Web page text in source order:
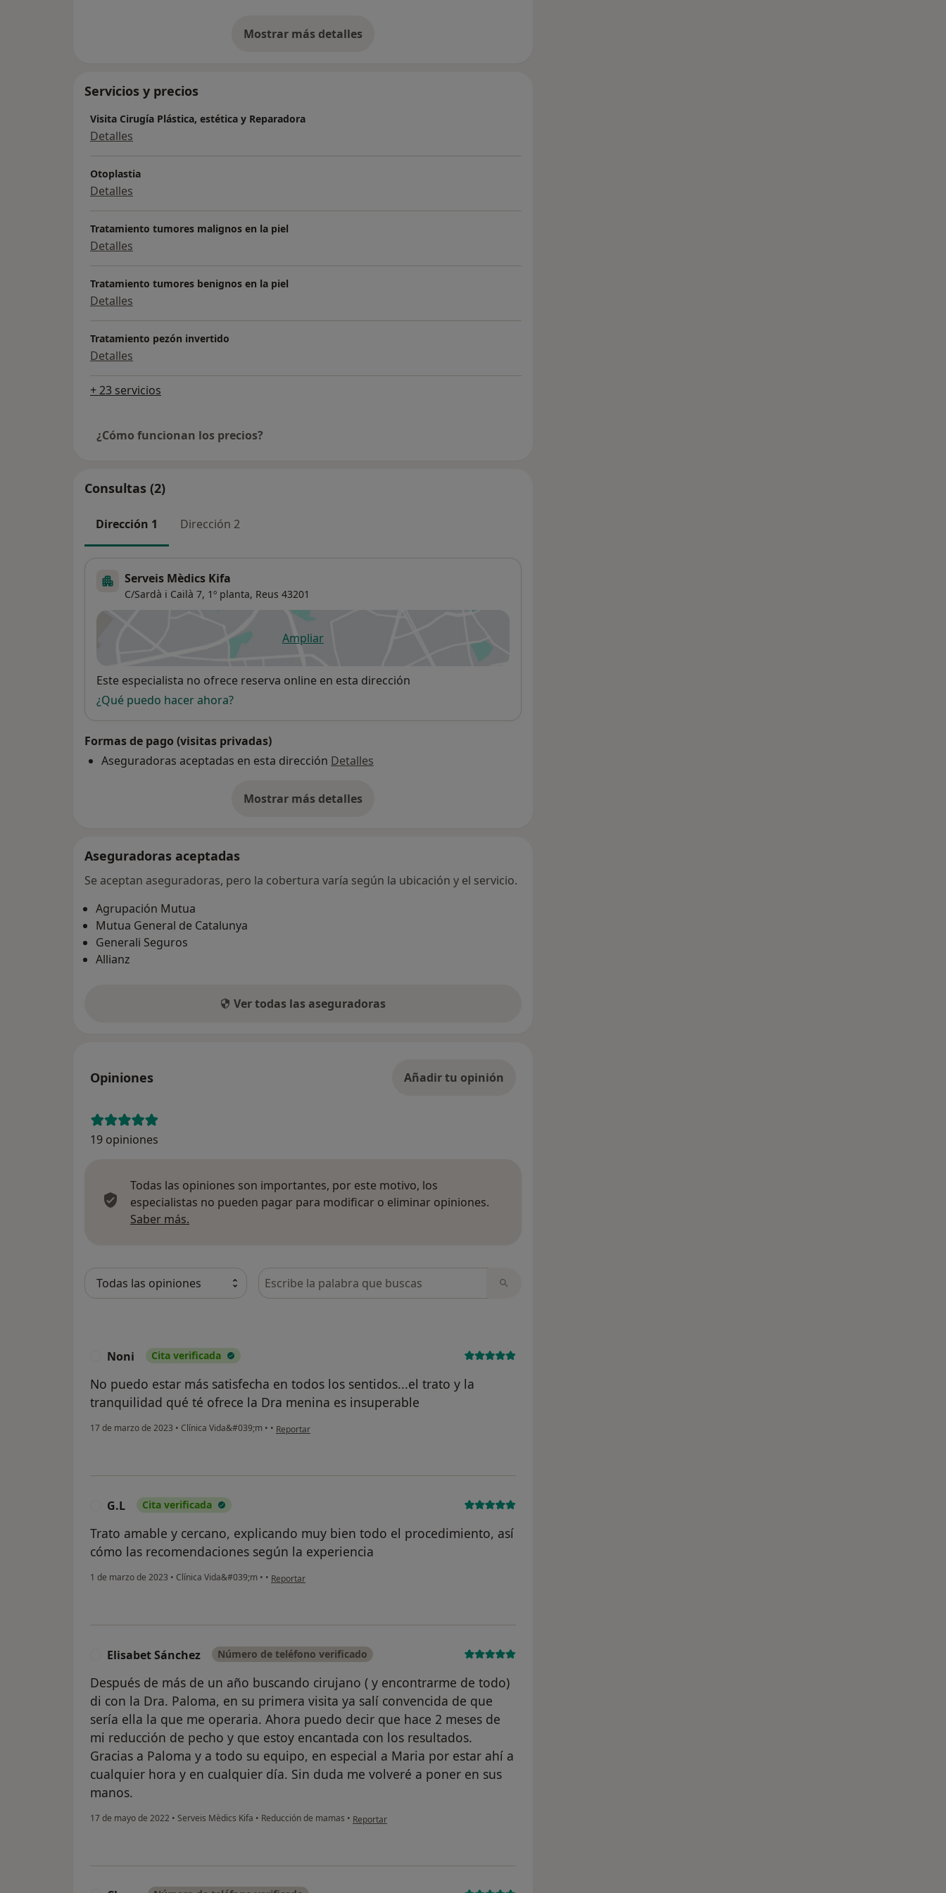
Mostrar más detalles
sobre la experiencia
Servicios y precios
Visita Cirugía Plástica, estética y Reparadora
Detalles
Otoplastia
Detalles
Tratamiento tumores malignos en la piel
Detalles
Tratamiento tumores benignos en la piel
Detalles
Tratamiento pezón invertido
Detalles
+ 23 servicios
¿Cómo funcionan los precios?
Consultas (2)
Dirección 1 Dirección 2
Serveis Mèdics Kifa
C/Sardà i Cailà 7, 1º planta, Reus 43201
Ampliarse abre en una nueva pestaña
Disponibilidad
Este especialista no ofrece reserva online en esta dirección
¿Qué puedo hacer ahora?
Formas de pago (visitas privadas)
Aseguradoras aceptadas en esta dirección Detalles
Mostrar más detalles
sobre la dirección
Aseguradoras aceptadas
Se aceptan aseguradoras, pero la cobertura varía según la ubicación y el servicio.
Agrupación Mutua
Mutua General de Catalunya
Generali Seguros
Allianz
Ver todas las aseguradoras
Opiniones Añadir tu opinión
19 opiniones
Todas las opiniones son importantes, por este motivo, los
especialistas no pueden pagar para modificar o eliminar opiniones.
Saber más.
Busca en opiniones
Noni Cita verificada
No puedo estar más satisfecha en todos los sentidos...el trato y la
tranquilidad qué té ofrece la Dra menina es insuperable
17 de marzo de 2023 • Clínica Vida&#039;m • • en opinión del usuario Noni
Reportar
G.L Cita verificada
Trato amable y cercano, explicando muy bien todo el procedimiento, así
cómo las recomendaciones según la experiencia
1 de marzo de 2023 • Clínica Vida&#039;m • • en opinión del usuario G.L
Reportar
Elisabet Sánchez Número de teléfono verificado
Después de más de un año buscando cirujano ( y encontrarme de todo)
di con la Dra. Paloma, en su primera visita ya salí convencida de que
sería ella la que me operaria. Ahora puedo decir que hace 2 meses de
mi reducción de pecho y que estoy encantada con los resultados.
Gracias a Paloma y a todo su equipo, en especial a Maria por estar ahí a
cualquier hora y en cualquier día. Sin duda me volveré a poner en sus
manos.
17 de mayo de 2022 • Serveis Mèdics Kifa • Reducción de mamas • en opinión del usuario Elisabet Sánchez
Reportar